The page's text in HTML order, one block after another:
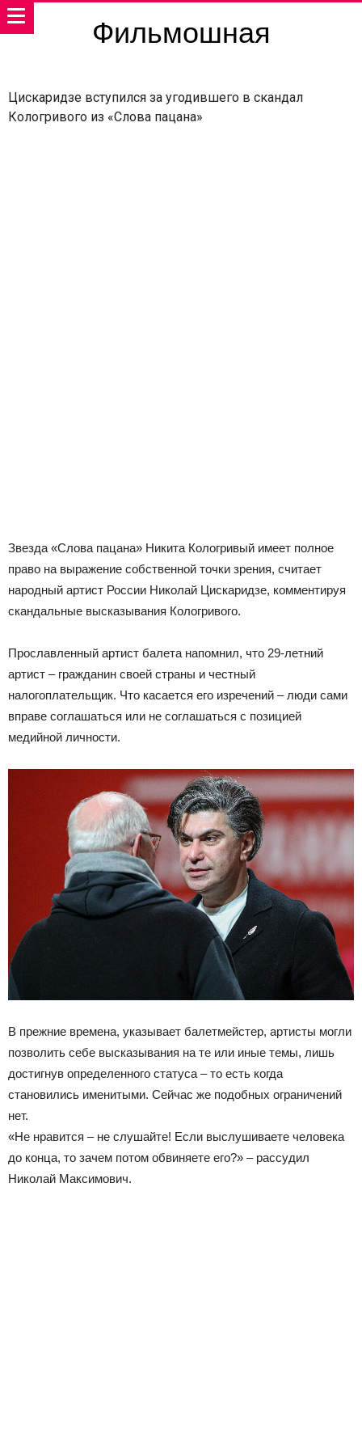
Фильмошная
Цискаридзе вступился за угодившего в скандал
Кологривого из «Слова пацана»
Звезда «Слова пацана» Никита Кологривый имеет полное
право на выражение собственной точки зрения, считает
народный артист России Николай Цискаридзе, комментируя
скандальные высказывания Кологривого.
Прославленный артист балета напомнил, что 29-летний
артист – гражданин своей страны и честный
налогоплательщик. Что касается его изречений – люди сами
вправе соглашаться или не соглашаться с позицией
медийной личности.
В прежние времена, указывает балетмейстер, артисты могли
позволить себе высказывания на те или иные темы, лишь
достигнув определенного статуса – то есть когда
становились именитыми. Сейчас же подобных ограничений
нет.
«Не нравится – не слушайте! Если выслушиваете человека
до конца, то зачем потом обвиняете его?» – рассудил
Николай Максимович.